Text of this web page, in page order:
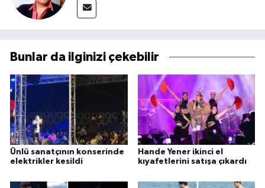
Bunlar da ilginizi çekebilir
Ünlü sanatçının konserinde
elektrikler kesildi
Hande Yener ikinci el
kıyafetlerini satışa çıkardı